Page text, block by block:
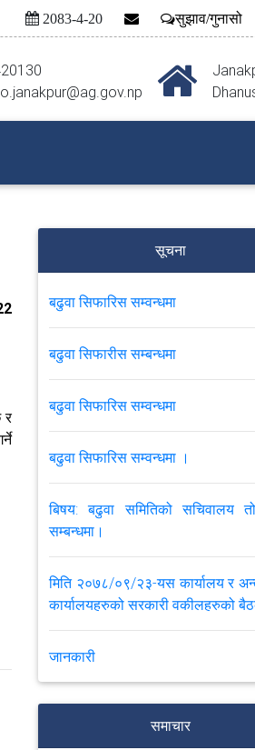
2083-4-20 सुझाव/गुनासो
र
सूचना
बढुवा सिफारिस सम्वन्धमा
बढुवा सिफारीस सम्बन्धमा
बढुवा सिफारिस सम्वन्धमा
बढुवा सिफारिस सम्वन्धमा ।
बिषय: बढुवा समितिको सचिवालय
सम्बन्धमा।
मिति २०७८/०९/२३-यस कार्यालय र
कार्यालयहरुको सरकारी वकीलहरुको
जानकारी
नागरिक वडापत्र
समाचार